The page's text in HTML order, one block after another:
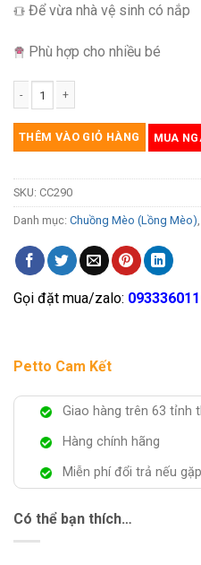
Để vừa nhà vệ sinh có nắp
Phù hợp cho nhiều bé
THÊM VÀO GIỎ HÀNG MUA
SKU: CC290
Danh mục: Chuồng Mèo (Lồng Mèo)
Gọi đặt mua/zalo:
Petto Cam Kết
Giao hàng trên 63 tỉnh
Hàng chính hãng
Miễn phí đổi trả nếu
Có thể bạn thích…